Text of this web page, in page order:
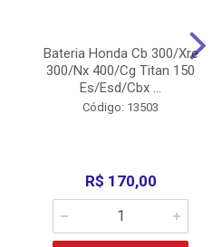
Bateria Honda Cb 300/Xre
300/Nx 400/Cg Titan 150
Es/Esd/Cbx ...
Código: 13503
R$ 170,00